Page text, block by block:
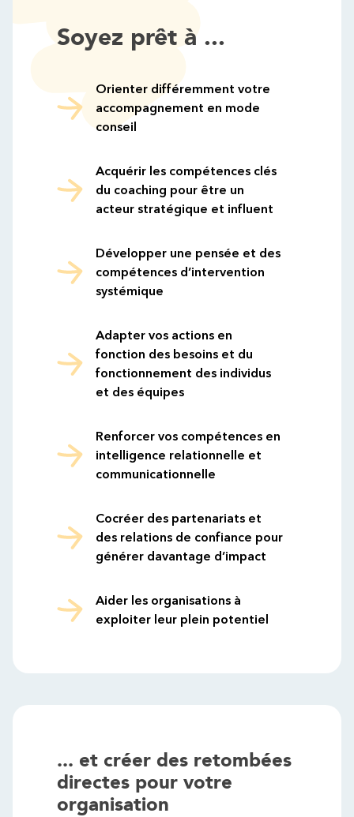
Soyez prêt à ...
Orienter différemment votre
accompagnement en mode
conseil
Acquérir les compétences clés
du coaching pour être un
acteur stratégique et influent
Développer une pensée et des
compétences d’intervention
systémique
Adapter vos actions en
fonction des besoins et du
fonctionnement des individus
et des équipes
Renforcer vos compétences en
intelligence relationnelle et
communicationnelle
Cocréer des partenariats et
des relations de confiance pour
générer davantage d’impact
Aider les organisations à
exploiter leur plein potentiel
... et créer des retombées
directes pour votre
organisation